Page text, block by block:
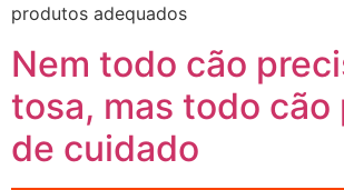
produtos adequados
Nem todo cão
tosa, mas todo cão
de cuidado